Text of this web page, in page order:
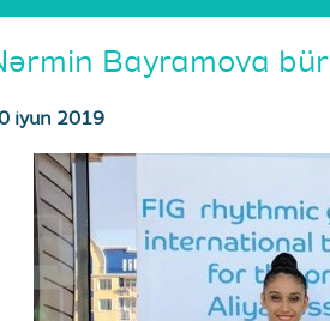
Bayramova
iyun 2019